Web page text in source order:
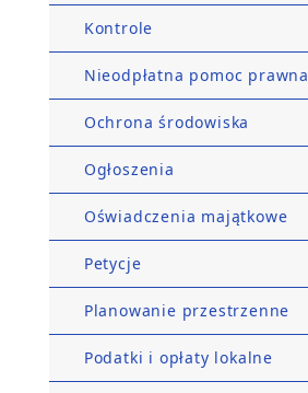
Kontrole
Nieodpłatna pomoc prawna
Ochrona środowiska
Ogłoszenia
Oświadczenia majątkowe
Petycje
Planowanie przestrzenne
Podatki i opłaty lokalne